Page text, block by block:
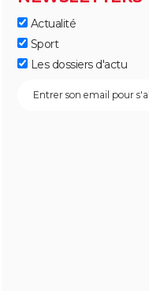
Actualité
Sport
Les dossiers d'actu